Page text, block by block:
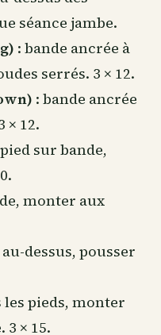
séance jambe.
: bande ancrée à
serrés. 3 × 12.
: bande ancrée
× 12.
sur bande,
monter aux
dessus, pousser
les pieds, monter
× 15.